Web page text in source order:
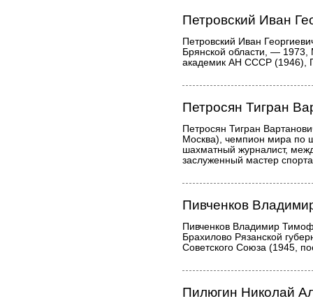
Петровский Иван
Петровский Иван
Брянской области, — 1973,
академик АН СССР (1946),
Петросян Тигран
Петросян Тигран
Москва), чемпион мира по
шахматный журналист,
заслуженный мастер
Пивченков
Пивченков Владимир
Брахилово Рязанской
Советского Союза (1945,
Пилюгин Николай